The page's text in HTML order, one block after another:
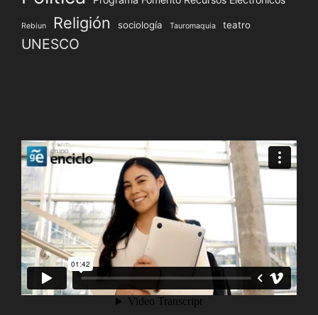
Rebiun Religión sociología Tauromaquia teatro
UNESCO